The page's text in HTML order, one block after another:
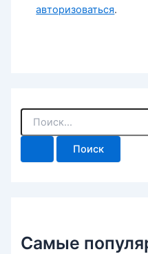
авторизоваться.
П
и
Самые